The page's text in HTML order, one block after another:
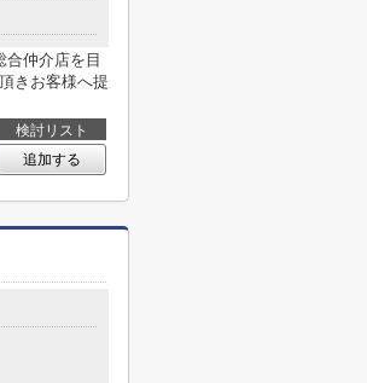
仲介店を目
きお客様へ提
検討リスト
追加する